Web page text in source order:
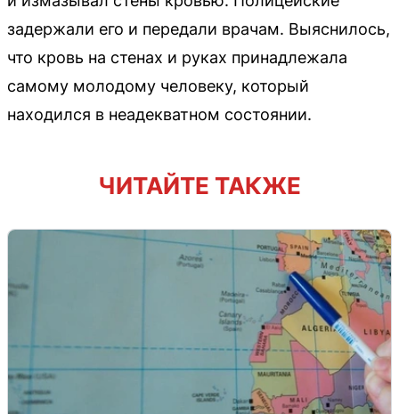
задержали его и передали врачам. Выяснилось,
что кровь на стенах и руках принадлежала
самому молодому человеку, который
находился в неадекватном состоянии.
ЧИТАЙТЕ ТАКЖЕ